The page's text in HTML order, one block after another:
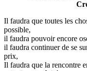
Il faudra que toutes les
possible,
il faudra pouvoir encore
il faudra continuer de se
prix,
Il faudra que la rencontre